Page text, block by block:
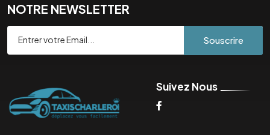
NOTRE NEWSLETTER
Souscrire
Suivez Nous